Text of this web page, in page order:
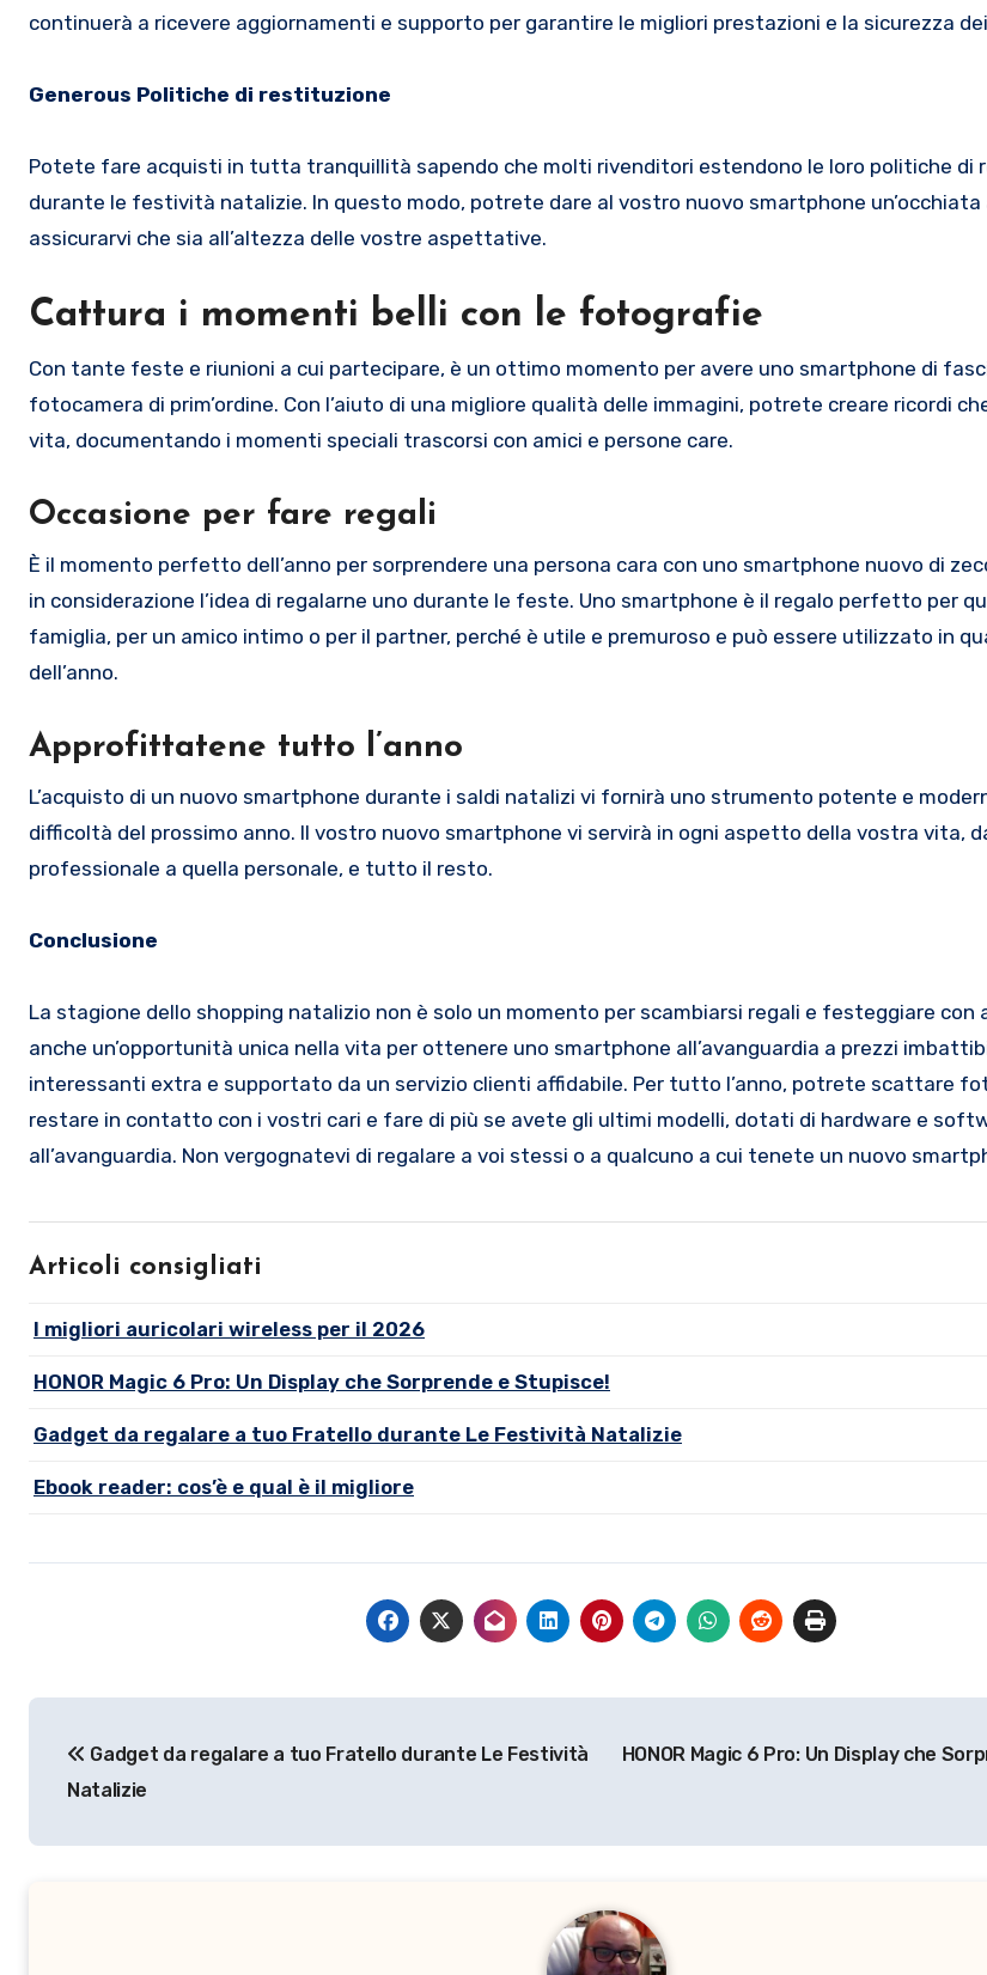
continuerà a ricevere aggiornamenti e supporto per garantire le migliori prestazioni e la sicurezza
Generous Politiche di restituzione
Potete fare acquisti in tutta tranquillità sapendo che molti rivenditori estendono le loro politiche di
durante le festività natalizie. In questo modo, potrete dare al vostro nuovo smartphone
assicurarvi che sia all’altezza delle vostre aspettative.
Cattura i momenti belli con le fotografie
Con tante feste e riunioni a cui partecipare, è un ottimo momento per avere uno smartphone di
fotocamera di prim’ordine. Con l’aiuto di una migliore qualità delle immagini, potrete creare ricordi
vita, documentando i momenti speciali trascorsi con amici e persone care.
Occasione per fare regali
È il momento perfetto dell’anno per sorprendere una persona cara con uno smartphone nuovo di
in considerazione l’idea di regalarne uno durante le feste. Uno smartphone è il regalo perfetto per
famiglia, per un amico intimo o per il partner, perché è utile e premuroso e può essere utilizzato in
dell’anno.
Approfittatene tutto l’anno
L’acquisto di un nuovo smartphone durante i saldi natalizi vi fornirà uno strumento potente e
difficoltà del prossimo anno. Il vostro nuovo smartphone vi servirà in ogni aspetto della vostra vita,
professionale a quella personale, e tutto il resto.
Conclusione
La stagione dello shopping natalizio non è solo un momento per scambiarsi regali e festeggiare con
anche un’opportunità unica nella vita per ottenere uno smartphone all’avanguardia a prezzi
interessanti extra e supportato da un servizio clienti affidabile. Per tutto l’anno, potrete scattare
restare in contatto con i vostri cari e fare di più se avete gli ultimi modelli, dotati di hardware e
all’avanguardia. Non vergognatevi di regalare a voi stessi o a qualcuno a cui tenete un nuovo
Articoli consigliati
I migliori auricolari wireless per il 2026
HONOR Magic 6 Pro: Un Display che Sorprende e Stupisce!
Gadget da regalare a tuo Fratello durante Le Festività Natalizie
Ebook reader: cos’è e qual è il migliore
articoli
Gadget da regalare a tuo Fratello durante Le Festività
Natalizie
HONOR Magic 6 Pro: Un Display che